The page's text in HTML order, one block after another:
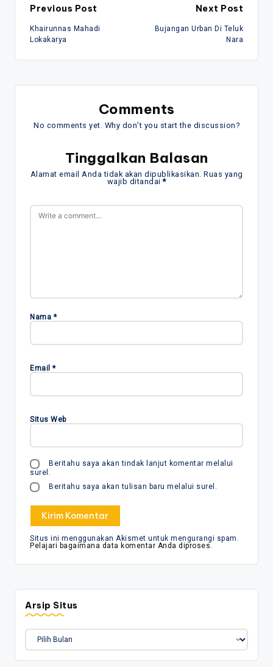
Post
navigation
Previous Post
Khairunnas Mahadi
Lokakarya
Next Post
Bujangan Urban Di Teluk
Nara
Comments
No comments yet. Why don’t you start the discussion?
Tinggalkan Balasan
Alamat email Anda tidak akan dipublikasikan. Ruas yang
wajib ditandai*
Nama *
Email *
Situs Web
Beritahu saya akan tindak lanjut komentar melalui
surel.
Beritahu saya akan tulisan baru melalui surel.
Situs ini menggunakan Akismet untuk mengurangi spam.
Pelajari bagaimana data komentar Anda diproses.
Arsip Situs
Arsip
Situs